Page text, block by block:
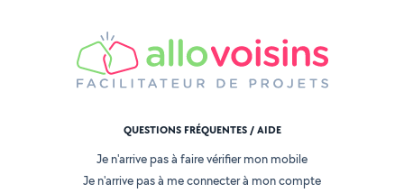
QUESTIONS FRÉQUENTES / AIDE
Je n'arrive pas à faire vérifier mon mobile
Je n'arrive pas à me connecter à mon compte